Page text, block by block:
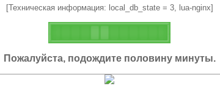
[Техническая информация: local_db_state = 3, lua-nginx]
Пожалуйста, подождите половину минуты.